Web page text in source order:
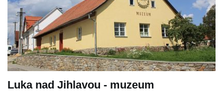
Luka nad Jihlavou - muzeum